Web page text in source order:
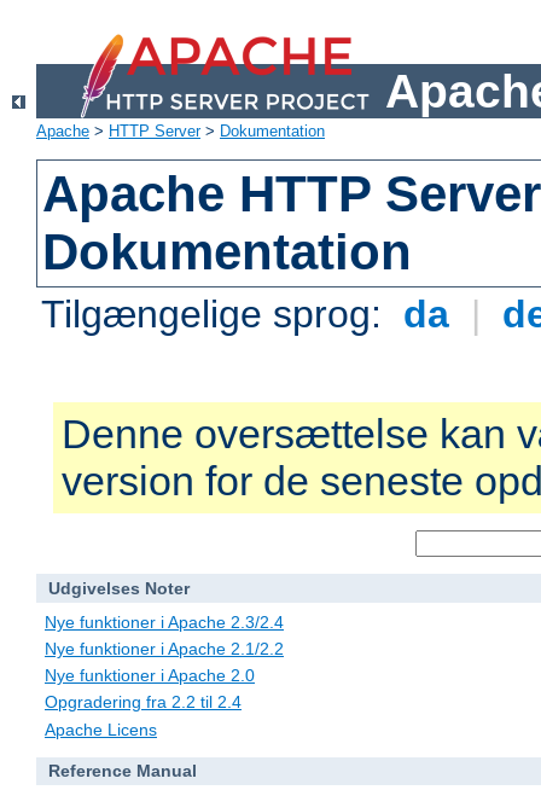
Apache > HTTP Server> Dokumentation
Apache HTTP
Dokumentation
Tilgængelige sprog: da |
Denne oversættelse kan
version for de seneste
Udgivelses Noter
Nye funktioner i Apache 2.3/2.4
Nye funktioner i Apache 2.1/2.2
Nye funktioner i Apache 2.0
Opgradering fra 2.2 til 2.4
Apache Licens
Reference Manual